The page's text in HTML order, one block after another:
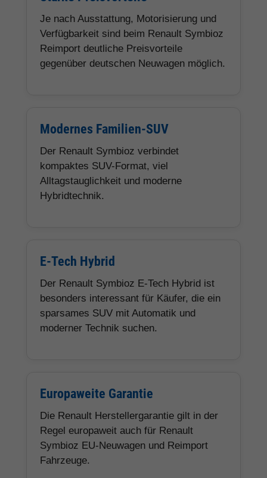
Je nach Ausstattung, Motorisierung und
Verfügbarkeit sind beim Renault Symbioz
Reimport deutliche Preisvorteile
gegenüber deutschen Neuwagen möglich.
Modernes Familien-SUV
Der Renault Symbioz verbindet
kompaktes SUV-Format, viel
Alltagstauglichkeit und moderne
Hybridtechnik.
E-Tech Hybrid
Der Renault Symbioz E-Tech Hybrid ist
besonders interessant für Käufer, die ein
sparsames SUV mit Automatik und
moderner Technik suchen.
Europaweite Garantie
Die Renault Herstellergarantie gilt in der
Regel europaweit auch für Renault
Symbioz EU-Neuwagen und Reimport
Fahrzeuge.